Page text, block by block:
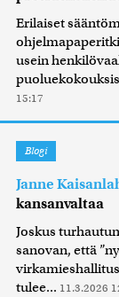
Erilaiset
usein
15:17
Blogi
Janne
kansanvaltaa
Joskus
sanovan, että
tulee... 11.3.2026